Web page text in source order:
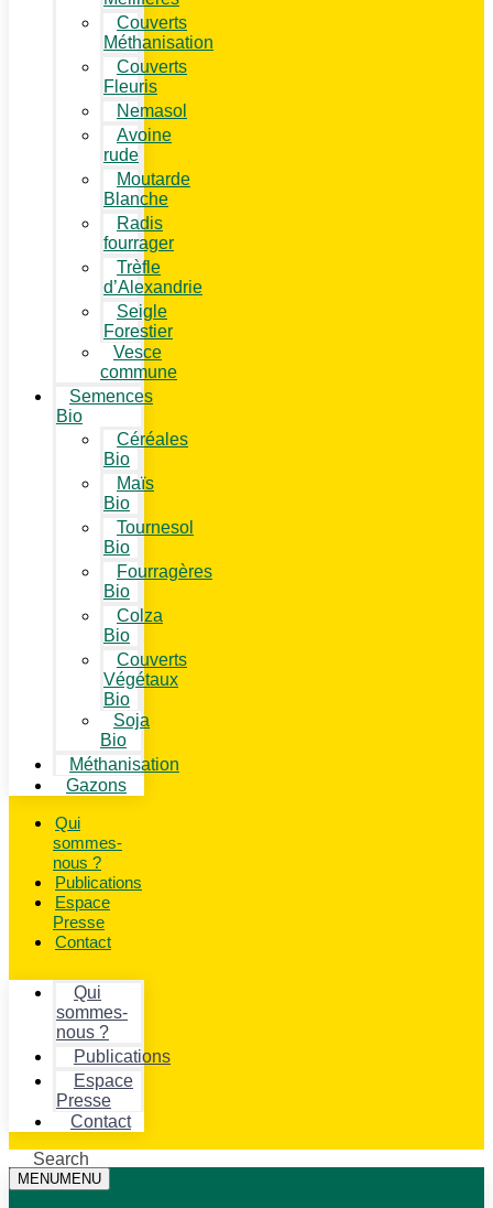
Couverts
Méthanisation
Couverts
Fleuris
Nemasol
Avoine
rude
Moutarde
Blanche
Radis
fourrager
Trèfle
d’Alexandrie
Seigle
Forestier
Vesce
commune
Semences
Bio
Céréales
Bio
Maïs
Bio
Tournesol
Bio
Fourragères
Bio
Colza
Bio
Couverts
Végétaux
Bio
Soja
Bio
Méthanisation
Gazons
Qui
sommes-
nous ?
Publications
Espace
Presse
Contact
Qui
sommes-
nous ?
Publications
Espace
Presse
Contact
Search
MENUMENU